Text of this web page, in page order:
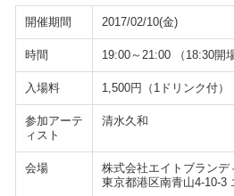
開催期間 2017/02/10(金)
時間 19:00～21:00 （18:30開場
入場料 1,500円（1ドリンク付）
参加アーテ
ィスト
清水久和
会場
株式会社エイトブランデ
東京都港区南青山4-10-3